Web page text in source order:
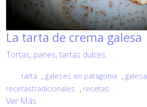
La tarta de crema galesa
Tortas, panes, tartas dulces
tarta , galeses en patagonia , galesa
recetastradicionales , recetas
Ver Más